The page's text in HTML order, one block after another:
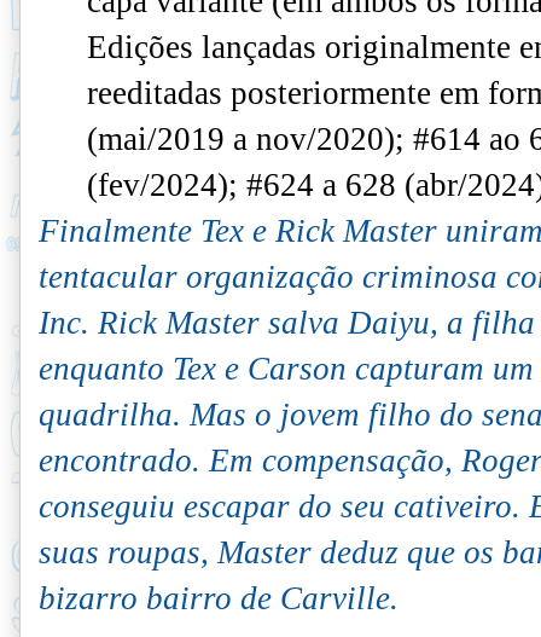
Edições lançadas originalmente
reeditadas posteriormente em
(mai/2019 a nov/2020); #614 ao
(fev/2024); #624 a 628 (abr/
Finalmente Tex e Rick Master
tentacular organização criminosa
Inc. Rick Master salva Daiyu, a
enquanto Tex e Carson capturam
quadrilha. Mas o jovem filho do
encontrado. Em compensação,
conseguiu escapar do seu cativeiro.
suas roupas, Master deduz que os
bizarro bairro de Carville.